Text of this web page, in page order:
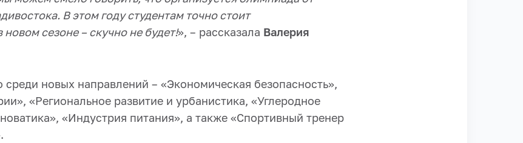
В этом году студентам точно стоит
новом сезоне – скучно не будет!», – рассказала Валерия
среди новых направлений – «Экономическая безопасность»,
«Региональное развитие и урбанистика, «Углеродное
«Индустрия питания», а также «Спортивный тренер